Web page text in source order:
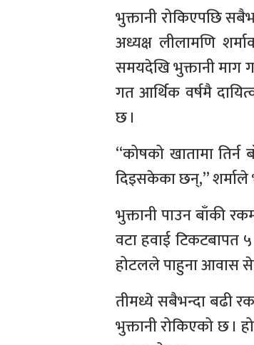
भुक्तानी रोकिएपछि
अध्यक्ष लीलामणि
समयदेखि भुक्तानी माग
गत आर्थिक वर्षमै
छ ।
“कोषको खातामा
दिइसकेका छन्,” शर्माले
भुक्तानी पाउन बाँकी
वटा हवाई टिकटबापत
होटलले पाहुना आवास
तीमध्ये सबैभन्दा बढी
भुक्तानी रोकिएको छ ।